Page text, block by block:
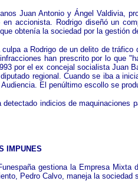
Juan Antonio y Ángel Valdivia,
accionista. Rodrigo diseñó un
obtenía la sociedad por la gestión
a Rodrigo de un delito de
han prescrito por lo que
por el ex concejal socialista Juan
regional. Cuando se iba a
El penúltimo escollo se
indicios de
IMPUNES
gestiona la Empresa
Pedro Calvo, maneja la